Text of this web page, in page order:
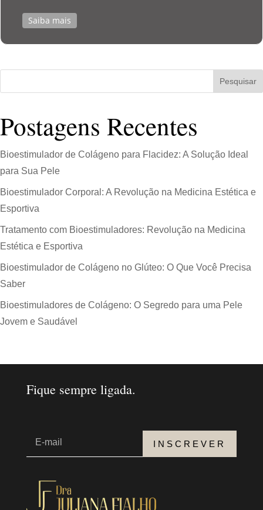
Saiba mais
Pesquisar
Postagens Recentes
Bioestimulador de Colágeno para Flacidez: A Solução Ideal
para Sua Pele
Bioestimulador Corporal: A Revolução na Medicina Estética e
Esportiva
Tratamento com Bioestimuladores: Revolução na Medicina
Estética e Esportiva
Bioestimulador de Colágeno no Glúteo: O Que Você Precisa
Saber
Bioestimuladores de Colágeno: O Segredo para uma Pele
Jovem e Saudável
Fique sempre ligada.
INSCREVER